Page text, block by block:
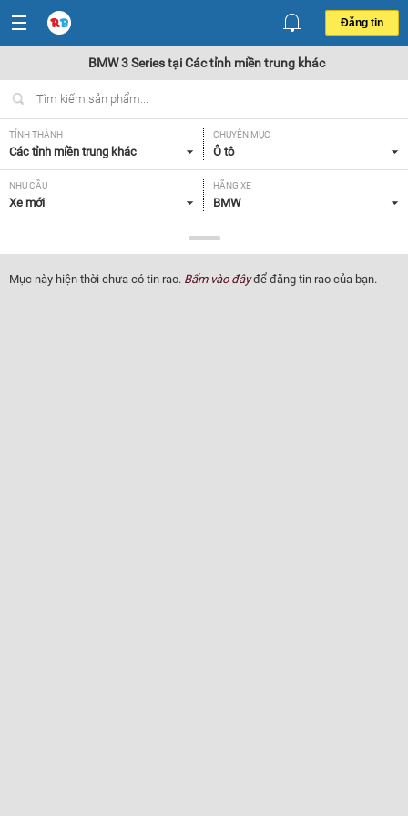
Đăng tin
BMW 3 Series tại Các tỉnh miền trung khác
TỈNH THÀNH
Các tỉnh miền trung khác
CHUYÊN MỤC
Ô tô
NHU CẦU
Xe mới
HÃNG XE
BMW
3 Series
NĂM SẢN XUẤT
Tất cả
GIÁ XE XUẤT XỨ
Mục này hiện thời chưa có tin rao. Bấm vào đâyđể đăng tin rao của bạn.